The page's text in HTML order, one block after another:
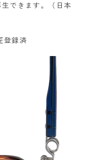
できます。（日本
登録済